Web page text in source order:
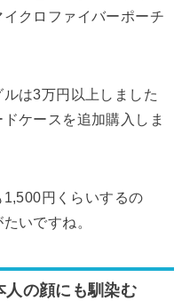
クロファイバーポーチ
は3万円以上しました
ケースを追加購入しま
円くらいするの
いですね。
人の顔にも馴染む